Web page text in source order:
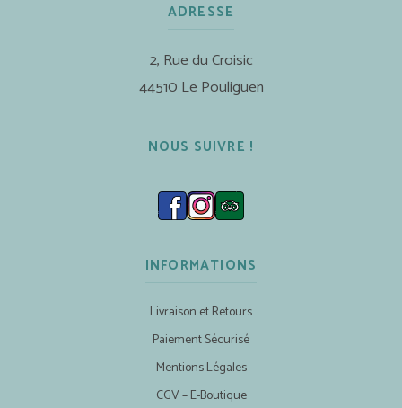
ADRESSE
2, Rue du Croisic
44510 Le Pouliguen
NOUS SUIVRE !
INFORMATIONS
Livraison et Retours
Paiement Sécurisé
Mentions Légales
CGV – E-Boutique